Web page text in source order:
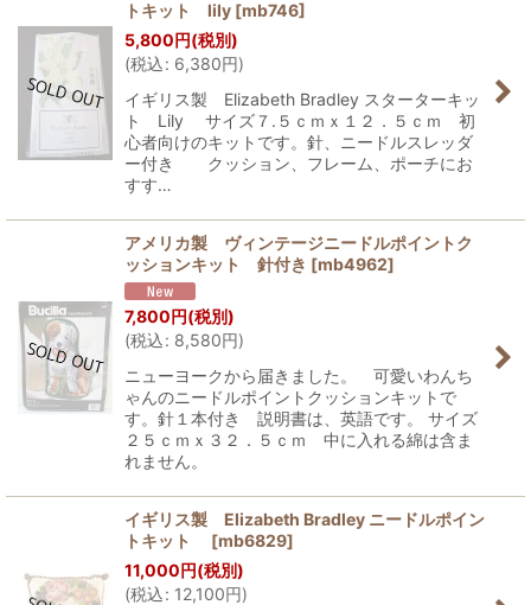
トキット lily [mb746]
5,800円(税別)
(税込: 6,380円)
イギリス製 Elizabeth Bradley スターターキッ
ト Lily サイズ７.５ｃｍｘ１２．５ｃｍ 初
心者向けのキットです。針、ニードルスレッダ
ー付き クッション、フレーム、ポーチにお
すす…
アメリカ製 ヴィンテージニードルポイントク
ッションキット 針付き [mb4962]
7,800円(税別)
(税込: 8,580円)
ニューヨークから届きました。 可愛いわんち
ゃんのニードルポイントクッションキットで
す。針１本付き 説明書は、英語です。 サイズ
２５ｃｍｘ３２．５ｃｍ 中に入れる綿は含ま
れません。
イギリス製 Elizabeth Bradley ニードルポイン
トキット
[mb6829]
11,000円(税別)
(税込: 12,100円)